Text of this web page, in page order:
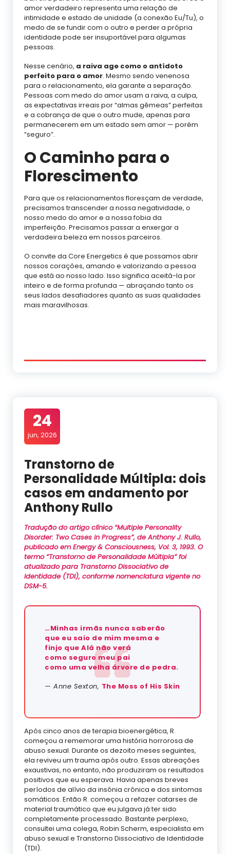
amor verdadeiro representa uma relação de
intimidade e estado de unidade (a conexão Eu/Tu), o
medo de se fundir com o outro e perder a própria
identidade pode ser insuportável para algumas
pessoas.
Nesse cenário, a raiva age como o antídoto
perfeito para o amor. Mesmo sendo venenosa
para o relacionamento, ela garante a separação.
Pessoas com medo do amor usam a raiva, a culpa,
as expectativas irreais por “almas gêmeas” perfeitas
e a cobrança de que o outro mude, apenas para
permanecerem em um estado sem amor — porém
“seguro”.
O Caminho para o
Florescimento
Para que os relacionamentos floresçam de verdade,
precisamos transcender a nossa negatividade, o
nosso medo do amor e a nossa fobia da
imperfeição. Precisamos passar a enxergar a
verdadeira beleza em nossos parceiros.
O convite da Core Energetics é que possamos abrir
nossos corações, amando e valorizando a pessoa
que está ao nosso lado. Isso significa aceitá-la por
inteiro e de forma profunda — abraçando tanto os
seus lados desafiadores quanto as suas qualidades
mais maravilhosas.
24
jun, 2026
Transtorno de
Personalidade Múltipla: dois
casos em andamento por
Anthony Rullo
Tradução do artigo clínico “Multiple Personality
Disorder: Two Cases in Progress”, de Anthony J. Rullo,
publicado em Energy & Consciousness, Vol. 3, 1993. O
termo “Transtorno de Personalidade Múltipla” foi
atualizado para Transtorno Dissociativo de
Identidade (TDI), conforme nomenclatura vigente no
DSM-5.
…Minhas irmãs nunca saberão
que eu saio de mim mesma e
finjo que Alá não verá
como seguro meu pai
como uma velha árvore de pedra.
— Anne Sexton, The Moss of His Skin
Após cinco anos de terapia bioenergética, R.
começou a rememorar uma história horrorosa de
abuso sexual. Durante os dezoito meses seguintes,
ela reviveu um trauma após outro. Essas abreações
exaustivas, no entanto, não produziram os resultados
positivos que eu esperava. Havia apenas breves
períodos de alívio da insônia crônica e dos sintomas
somáticos. Então R. começou a refazer catarses de
material traumático que eu julgava já ter sido
completamente processado. Bastante perplexo,
consultei uma colega, Robin Scherm, especialista em
abuso sexual e Transtorno Dissociativo de Identidade
(TDI).